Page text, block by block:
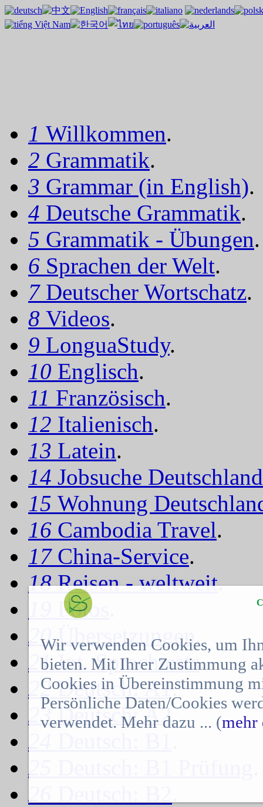
1 Willkommen.
2 Grammatik.
3 Grammar (in English).
4 Deutsche Grammatik.
5 Grammatik - Übungen.
6 Sprachen der Welt.
7 Deutscher Wortschatz.
8 Videos.
9 LonguaStudy.
10 Englisch.
11 Französisch.
12 Italienisch.
13 Latein.
14 Jobsuche Deutschland
15 Wohnung
16 Cambodia Travel.
17 China-Service.
18Reisen - weltweit.
Fotos
20Übersetzungen
21Int. Sprachtests.
22Deutsch: A1.
23Deutsch: A2.
24
25
26
Wir verwenden Cookies, um
bieten. Mit Ihrer Zustimmung
Cookies in Übereinstimmung
Persönliche Daten/Cookies
verwendet. Mehr dazu ... (mehr